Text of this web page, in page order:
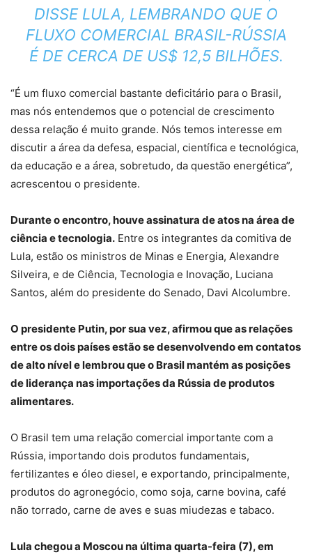
DISSE LULA, LEMBRANDO QUE O
FLUXO COMERCIAL BRASIL-RÚSSIA
É DE CERCA DE US$ 12,5 BILHÕES.
“É um fluxo comercial bastante deficitário para o Brasil,
mas nós entendemos que o potencial de crescimento
dessa relação é muito grande. Nós temos interesse em
discutir a área da defesa, espacial, científica e tecnológica,
da educação e a área, sobretudo, da questão energética”,
acrescentou o presidente.
Durante o encontro, houve assinatura de atos na área de
ciência e tecnologia. Entre os integrantes da comitiva de
Lula, estão os ministros de Minas e Energia, Alexandre
Silveira, e de Ciência, Tecnologia e Inovação, Luciana
Santos, além do presidente do Senado, Davi Alcolumbre.
O presidente Putin, por sua vez, afirmou que as relações
entre os dois países estão se desenvolvendo em contatos
de alto nível e lembrou que o Brasil mantém as posições
de liderança nas importações da Rússia de produtos
alimentares.
O Brasil tem uma relação comercial importante com a
Rússia, importando dois produtos fundamentais,
fertilizantes e óleo diesel, e exportando, principalmente,
produtos do agronegócio, como soja, carne bovina, café
não torrado, carne de aves e suas miudezas e tabaco.
Lula chegou a Moscou na última quarta-feira (7), em